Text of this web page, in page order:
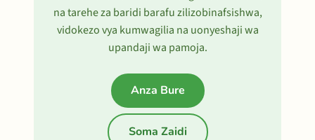
na tarehe za baridi barafu zilizobinafsishwa,
vidokezo vya kumwagilia na uonyeshaji wa
upandaji wa pamoja.
Anza Bure
Soma Zaidi